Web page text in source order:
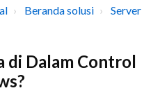
Beranda solusi
Server
di Dalam Control